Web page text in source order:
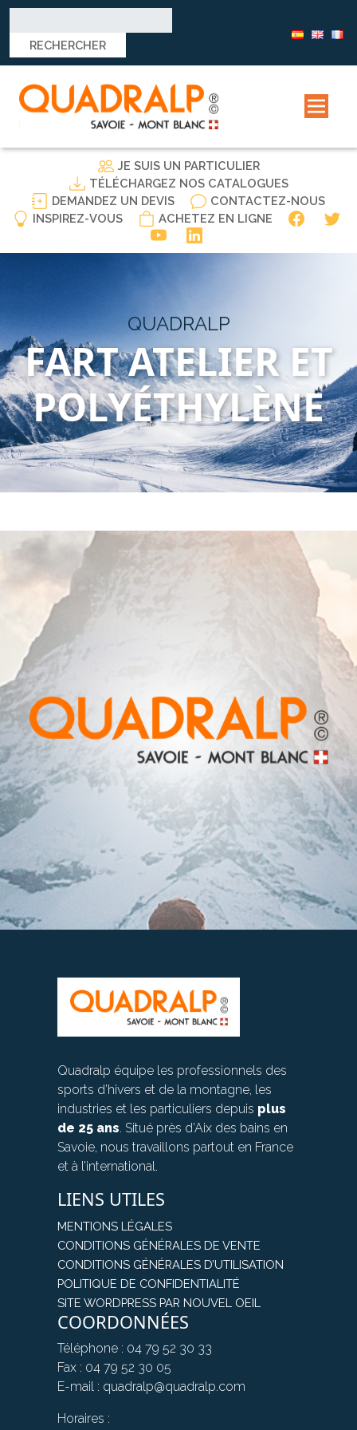
JE SUIS UN PARTICULIER
TÉLÉCHARGEZ NOS CATALOGUES
DEMANDEZ UN DEVIS
CONTACTEZ-NOUS
INSPIREZ-VOUS
ACHETEZ EN LIGNE
QUADRALP
FART ATELIER ET
POLYÉTHYLÈNE
Quadralp équipe les professionnels des
sports d’hivers et de la montagne, les
industries et les particuliers depuis plus
de 25 ans. Situé près d’Aix des bains en
Savoie, nous travaillons partout en France
et à l’international.
LIENS UTILES
MENTIONS LÉGALES
CONDITIONS GÉNÉRALES DE VENTE
CONDITIONS GÉNÉRALES D’UTILISATION
POLITIQUE DE CONFIDENTIALITÉ
SITE WORDPRESS PAR NOUVEL OEIL
COORDONNÉES
Téléphone : 04 79 52 30 33
Fax : 04 79 52 30 05
E-mail : quadralp@quadralp.com
Horaires :